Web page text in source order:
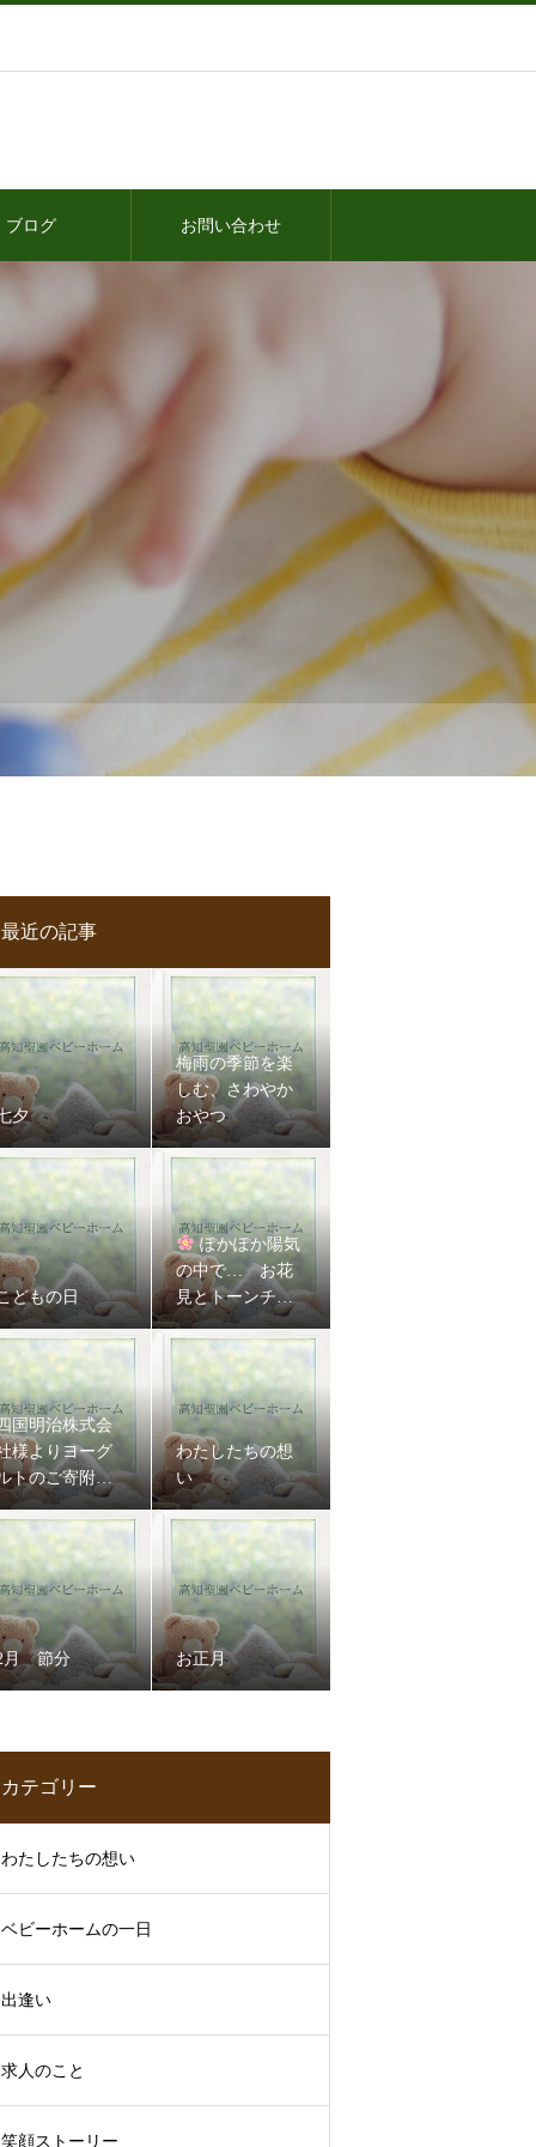
ブログ お問い合わせ
最近の記事
夕
梅雨の季節を楽
しむ、さわやか
おやつ
どもの日
ぽかぽか陽気
の中で… お花
見とトーンチャ
イム演奏会♪
国明治株式会
様よりヨーグ
トのご寄附を
ただきました
わたしたちの想
い
月 節分 お正月
カテゴリー
わたしたちの想い
ベビーホームの一日
出逢い
求人のこと
笑顔ストーリー